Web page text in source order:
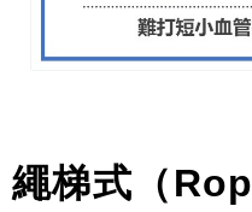
繩梯式（